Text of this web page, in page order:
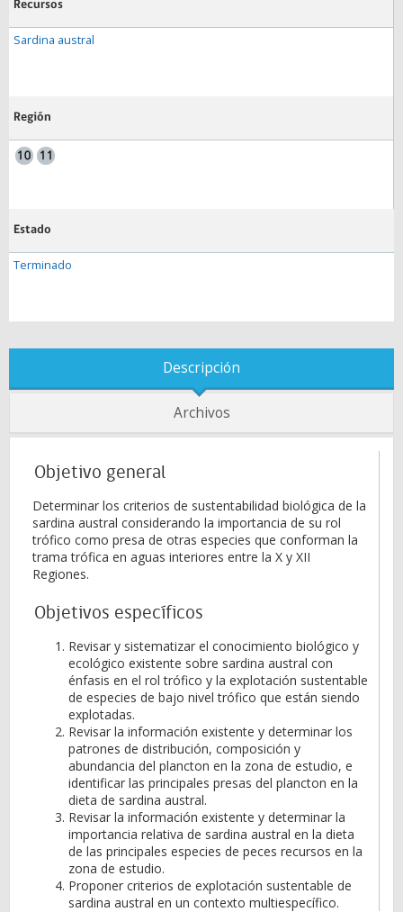
Recursos
Sardina austral
Región
Estado
Terminado
Descripción
Archivos
Objetivo general
Determinar los criterios de sustentabilidad biológica de la
sardina austral considerando la importancia de su rol
trófico como presa de otras especies que conforman la
trama trófica en aguas interiores entre la X y XII
Regiones.
Objetivos específicos
Revisar y sistematizar el conocimiento biológico y
ecológico existente sobre sardina austral con
énfasis en el rol trófico y la explotación sustentable
de especies de bajo nivel trófico que están siendo
explotadas.
Revisar la información existente y determinar los
patrones de distribución, composición y
abundancia del plancton en la zona de estudio, e
identificar las principales presas del plancton en la
dieta de sardina austral.
Revisar la información existente y determinar la
importancia relativa de sardina austral en la dieta
de las principales especies de peces recursos en la
zona de estudio.
Proponer criterios de explotación sustentable de
sardina austral en un contexto multiespecífico.